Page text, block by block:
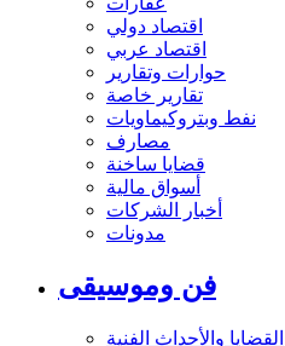
اقتصاد دولي
اقتصاد عربي
حوارات وتقارير
تقارير خاصة
نفط وبتروكيماويات
مصارف
قضايا ساخنة
أسواق مالية
أخبار الشركات
مدونات
فن وموسيقى
القضايا والأحداث الفنية